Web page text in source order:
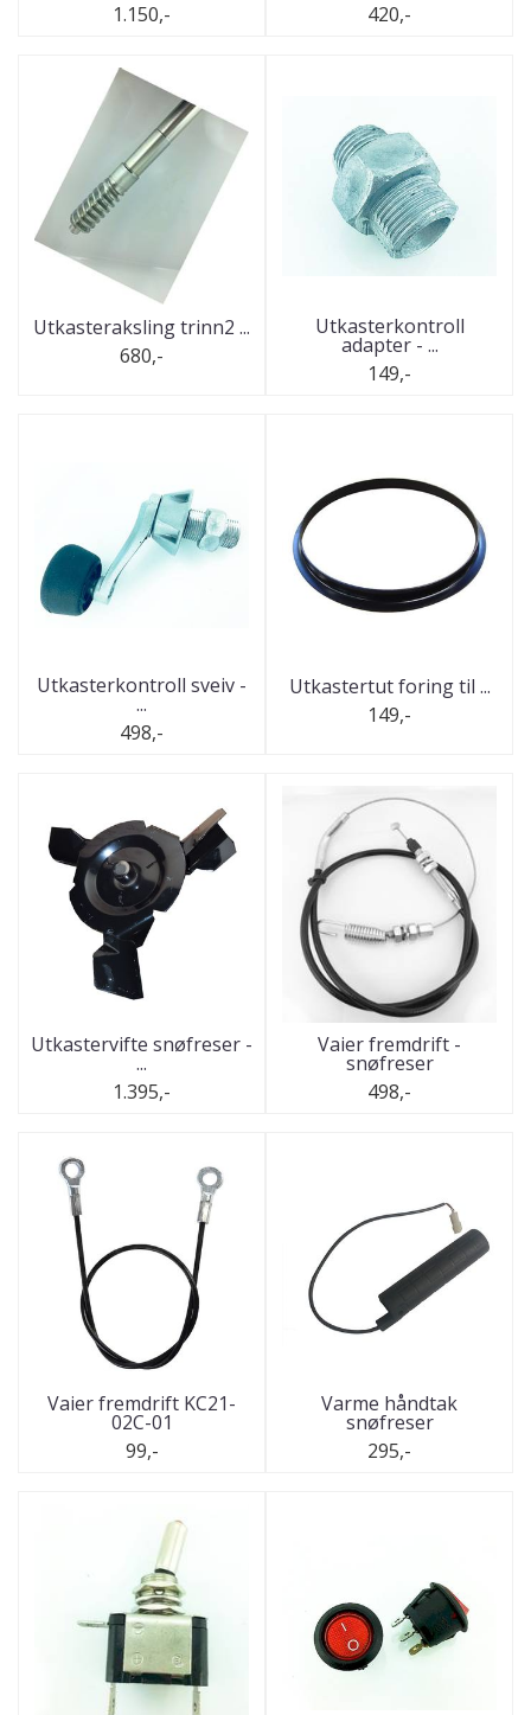
1.150,-
420,-
Utkasteraksling trinn2 ...
680,-
Utkasterkontroll
adapter - ...
149,-
Utkasterkontroll sveiv -
...
498,-
Utkastertut foring til ...
149,-
Utkastervifte snøfreser -
...
1.395,-
Vaier fremdrift -
snøfreser
498,-
Vaier fremdrift KC21-
02C-01
99,-
Varme håndtak
snøfreser
295,-